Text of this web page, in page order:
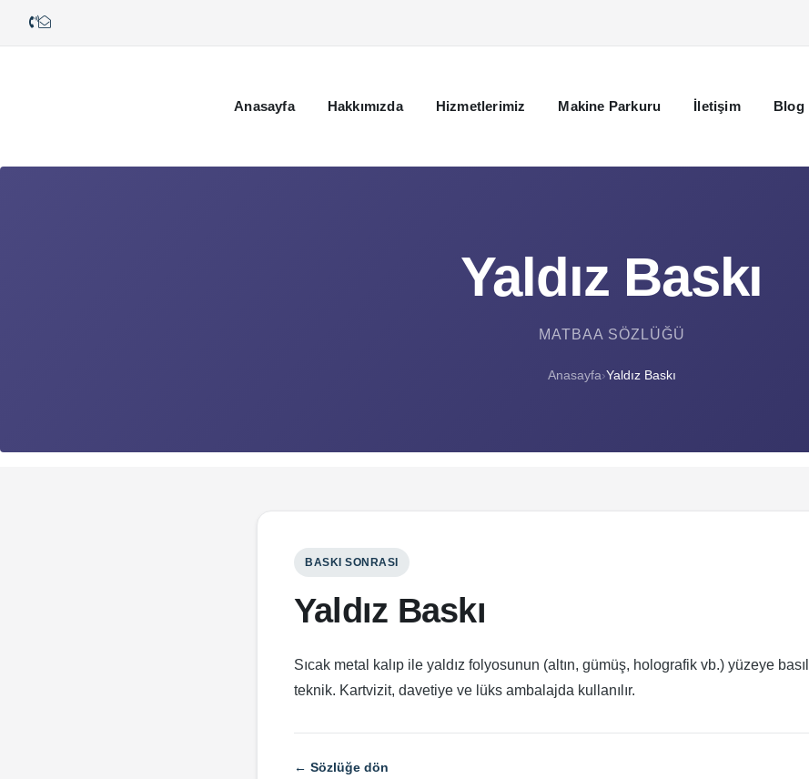
Anasayfa Hakkımızda Hizmetlerimiz Makine Parkuru İletişim Blog
Yaldız Baskı
MATBAA SÖZLÜĞÜ
Anasayfa›Yaldız Baskı
BASKI SONRASI
Yaldız Baskı
Sıcak metal kalıp ile yaldız folyosunun (altın, gümüş, holografik vb.) yüzeye
teknik. Kartvizit, davetiye ve lüks ambalajda kullanılır.
← Sözlüğe dön